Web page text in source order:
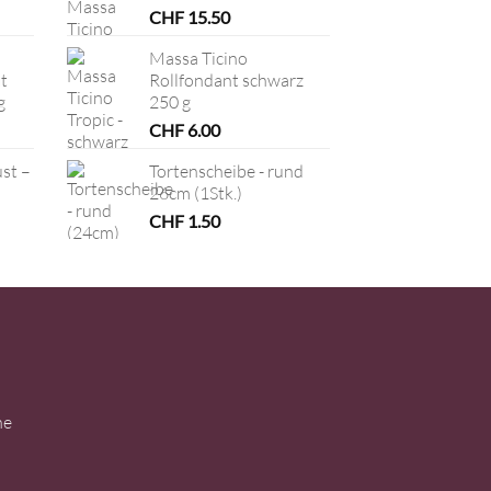
–
CHF15.50
Massa Ticino
Rollfondant schwarz
250 g
CHF6.00
Tortenscheibe - rund
26cm (1Stk.)
CHF1.50